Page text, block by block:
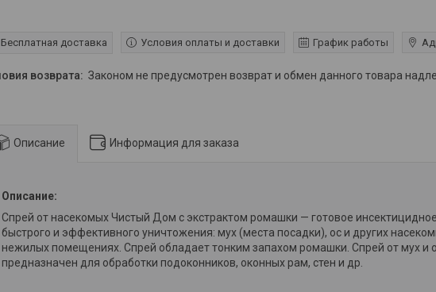
Бесплатная доставка Условия оплаты и доставки График работы
Законом не предусмотрен возврат и обмен данного товара
Описание Информация для заказа
Описание:
Cпрей от насекомых Чистый Дом с экстрактом ромашки — готовое
быстрого и эффективного уничтожения: мух (места посадки), ос и других
нежилых помещениях. Спрей обладает тонким запахом ромашки. Спрей от мух и
предназначен для обработки подоконников, оконных рам, стен и др.